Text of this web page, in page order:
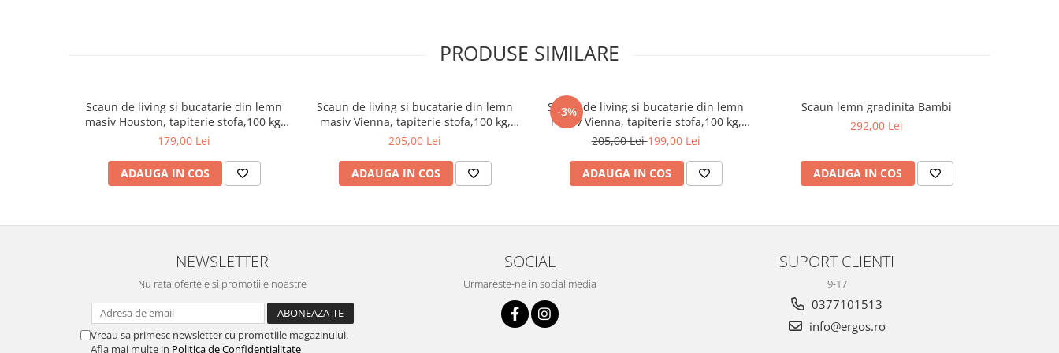
Latime spatar: 43 cm
Adancime sezut: 38 cm
Inaltime sezut: 45 - 55 cm
Garanție
instrucțiuni clare de montaj.
PRODUSE SIMILARE
Scaun de living si bucatarie din lemn
masiv Houston, tapiterie stofa,100 kg,
94x49x40 cm, alb/gri
179,00 Lei
ADAUGA IN COS
Scaun de living si bucatarie din lemn
masiv Vienna, tapiterie stofa,100 kg,
94x49x40 cm, nuc/maro
205,00 Lei
ADAUGA IN COS
-3%
Scaun de living si bucatarie din lemn
masiv Vienna, tapiterie stofa,100 kg,
94x49x40 cm, alb/gri
205,00 Lei199,00 Lei
ADAUGA IN COS
Scaun lemn gradinita Bambi
292,00 Lei
ADAUGA IN COS
NEWSLETTER
Nu rata ofertele si promotiile noastre
Vreau sa primesc newsletter cu promotiile magazinului.
Afla mai multe in Politica de Confidentialitate
SOCIAL
Urmareste-ne in social media
SUPORT CLIENTI
9-17
0377101513
info@ergos.ro